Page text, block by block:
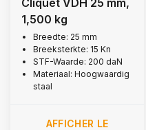
Cliquet VDH 25 mm,
1,500 kg
Breedte: 25 mm
Breeksterkte: 15 Kn
STF-Waarde: 200 daN
Materiaal: Hoogwaardig
staal
AFFICHER LE